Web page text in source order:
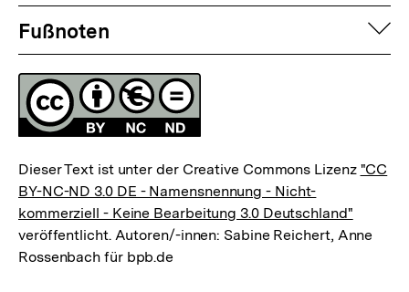
Fussnoten
Fußnoten
Lizenz
Dieser Text ist unter der Creative Commons Lizenz "CC
BY-NC-ND 3.0 DE - Namensnennung - Nicht-
kommerziell - Keine Bearbeitung 3.0 Deutschland"
veröffentlicht. Autoren/-innen: Sabine Reichert, Anne
Rossenbach für bpb.de